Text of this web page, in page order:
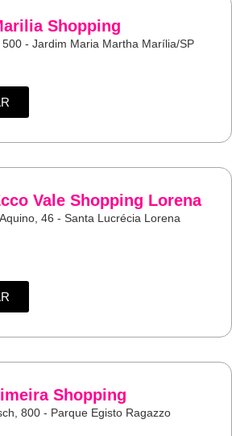
Shopping
- Jardim Maria Martha Marília/SP
Vale Shopping Lorena
46 - Santa Lucrécia Lorena
Shopping
800 - Parque Egisto Ragazzo